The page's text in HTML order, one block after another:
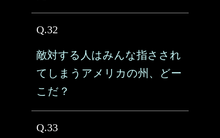
Q.32
敵対する人はみんな指さされ
てしまうアメリカの州、どー
こだ？
Q.33